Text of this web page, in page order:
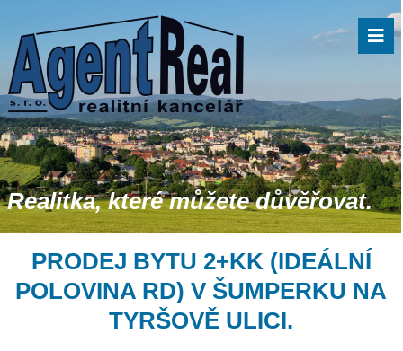
Realitka, které můžete důvěřovat.
PRODEJ BYTU 2+KK (IDEÁLNÍ
POLOVINA RD) V ŠUMPERKU NA
TYRŠOVĚ ULICI.